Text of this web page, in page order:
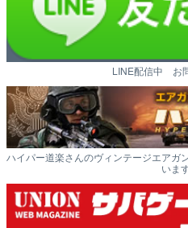
LINE配信中 お
ハイパー道楽さんのヴィンテージエアガ
います